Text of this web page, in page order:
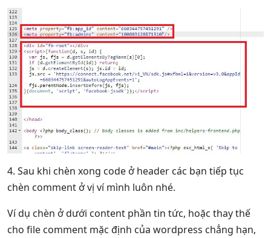
4. Sau khi chèn xong code ở header các bạn tiếp tục
chèn comment ở vị ví mình luôn nhé.
Ví dụ chèn ở dưới content phần tin tức, hoặc thay thế
cho file comment mặc định của wordpress chẳng hạn,